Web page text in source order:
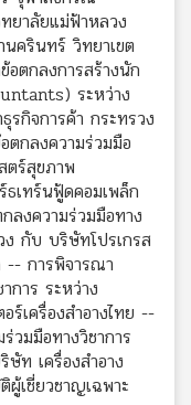
ยาลัยแม่ฟ้าหลวง
ครินทร์ วิทยาเขต
ตกลงการสร้างนัก
ระหว่าง
กิจการค้า กระทรวง
กลงความร่วมมือ
ตร์สุขภาพ
เทร์นฟู้ดคอมเพล็ก
งความร่วมมือทาง
กับ บริษัทโปรเกรส
-- การพิจารณา
การ ระหว่าง
เครื่องสำอางไทย --
วมมือทางวิชาการ
ท เครื่องสำอาง
เชี่ยวชาญเฉพาะ